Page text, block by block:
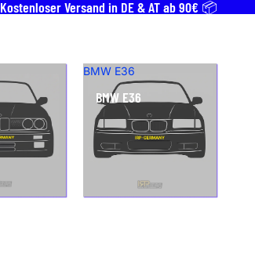
Kostenloser Versand in DE & AT ab 90€ 📦
BMW E36
BMW E36